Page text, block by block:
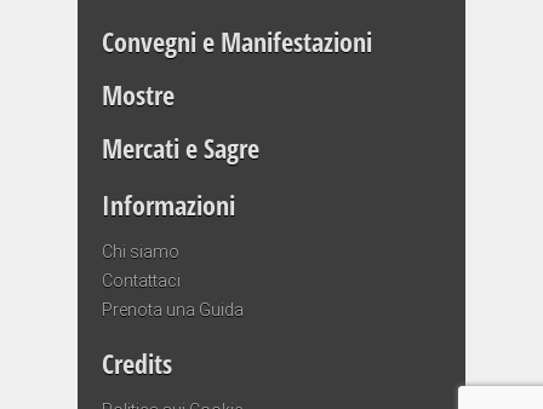
Convegni e Manifestazioni
Mostre
Mercati e Sagre
Informazioni
Chi siamo
Contattaci
Prenota una Guida
Credits